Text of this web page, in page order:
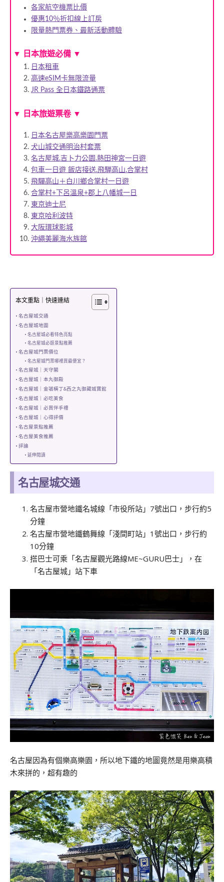
各家航空機票比價
優惠10％折扣線上訂房
限量熱門票券、最新活動體驗
▼ 日本旅遊必備 ▼
日本租車
高速eSIM卡無限流量
JR Pass 全日本鐵路通票
▼ 日本旅遊票卷▼
日本名古屋樂高樂園門票
犬山城交通明治村套票
名古屋城.吉卜力公園.熱田神宮一日遊
包車一日遊 飯店接送.飛騨高山.合掌村
飛驒高山＋白川鄉合掌村一日遊
合掌村+下呂溫泉+郡上八幡城一日
東京迪士尼
東京哈利波特
大阪環球影城
沖繩美麗海水族館
本文重點｜快速連結
名古屋城交通
名古屋城地圖
名古屋城必看特色亮點
名古屋城必逛景點推薦
名古屋城門票價位
名古屋城門票哪裡買最便宜？
名古屋城｜天守閣
名古屋城｜本丸御殿
名古屋城｜金虢橫丁&西之丸御藏城寶館
名古屋城｜必吃美食
名古屋城｜必買伴手禮
名古屋城｜心得評價
名古屋景點推薦
名古屋美食推薦
評論
延伸閱讀
名古屋城交通
名古屋市營地鐵名城線「市役所站」7號出口，步行約5
分鐘
名古屋市營地鐵鶴舞線「淺間町站」1號出口，步行約
10分鐘
搭巴士可乘「名古屋觀光路線ME~GURU巴士」，在
「名古屋城」站下車
名古屋因為有個樂高樂園，所以地下鐵的地圖竟然是用樂高積
木來拼的，超有趣的